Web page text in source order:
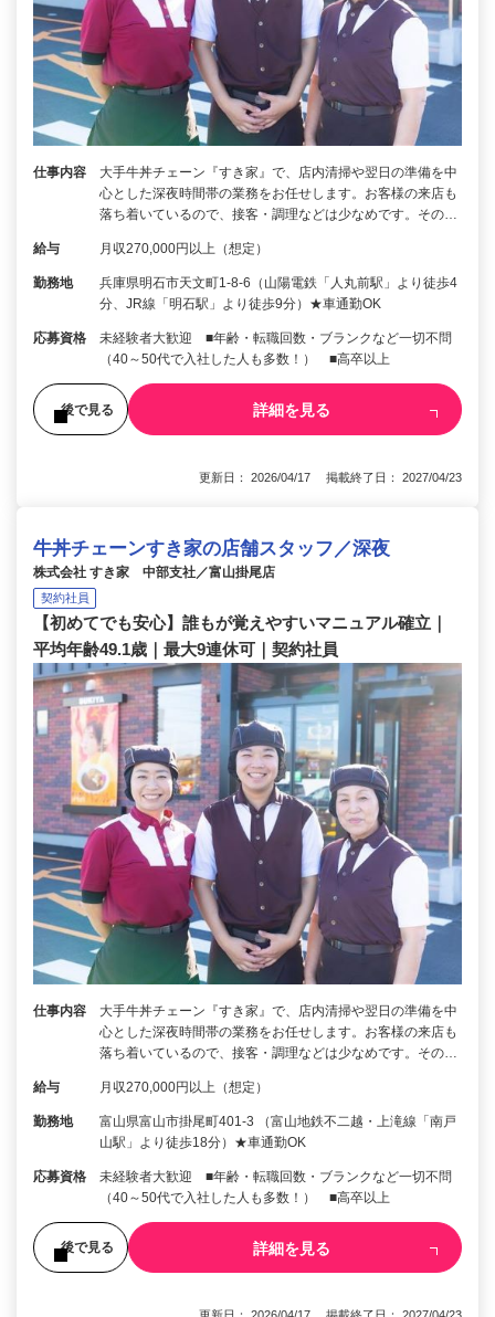
仕事内容
大手牛丼チェーン『すき家』で、店内清掃や翌日の準備を中
心とした深夜時間帯の業務をお任せします。お客様の来店も
落ち着いているので、接客・調理などは少なめです。その…
給与 月収270,000円以上（想定）
勤務地
兵庫県明石市天文町1-8-6（山陽電鉄「人丸前駅」より徒歩4
分、JR線「明石駅」より徒歩9分）★車通勤OK
応募資格
未経験者大歓迎 ■年齢・転職回数・ブランクなど一切不問
（40～50代で入社した人も多数！） ■高卒以上
後で見る 詳細を見る
更新日： 2026/04/17 掲載終了日： 2027/04/23
牛丼チェーンすき家の店舗スタッフ／深夜
株式会社 すき家 中部支社／富山掛尾店
契約社員
【初めてでも安心】誰もが覚えやすいマニュアル確立｜
平均年齢49.1歳｜最大9連休可｜契約社員
仕事内容
大手牛丼チェーン『すき家』で、店内清掃や翌日の準備を中
心とした深夜時間帯の業務をお任せします。お客様の来店も
落ち着いているので、接客・調理などは少なめです。その…
給与 月収270,000円以上（想定）
勤務地
富山県富山市掛尾町401-3 （富山地鉄不二越・上滝線「南戸
山駅」より徒歩18分）★車通勤OK
応募資格
未経験者大歓迎 ■年齢・転職回数・ブランクなど一切不問
（40～50代で入社した人も多数！） ■高卒以上
後で見る 詳細を見る